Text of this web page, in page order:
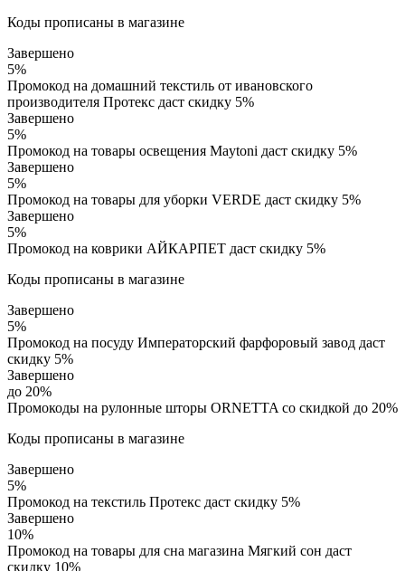
Коды прописаны в магазине
Завершено
5%
Промокод на домашний текстиль от ивановского
производителя Протекс даст скидку 5%
Завершено
5%
Промокод на товары освещения Maytoni даст скидку 5%
Завершено
5%
Промокод на товары для уборки VERDE даст скидку 5%
Завершено
5%
Промокод на коврики АЙКАРПЕТ даст скидку 5%
Коды прописаны в магазине
Завершено
5%
Промокод на посуду Императорский фарфоровый завод даст
скидку 5%
Завершено
до 20%
Промокоды на рулонные шторы ORNETTA со скидкой до 20%
Коды прописаны в магазине
Завершено
5%
Промокод на текстиль Протекс даст скидку 5%
Завершено
10%
Промокод на товары для сна магазина Мягкий сон даст
скидку 10%